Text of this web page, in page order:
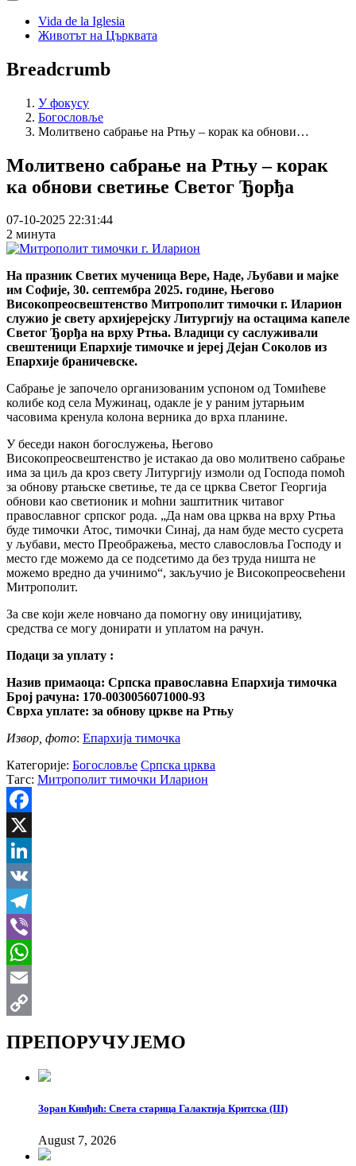
Vida de la Iglesia
Животът на Църквата
Breadcrumb
У фокусу
Богословље
Молитвено сабрање на Ртњу – корак ка обнови…
Молитвено сабрање на Ртњу – корак
ка обнови светиње Светог Ђорђа
07-10-2025 22:31:44
2 минута
На празник Светих мученица Вере, Наде, Љубави и мајке
им Софије, 30. септембра 2025. године, Његово
Високопреосвештенство Митрополит тимочки г. Иларион
служио је свету архијерејску Литургију на остацима капеле
Светог Ђорђа на врху Ртња. Владици су саслуживали
свештеници Епархије тимочке и јереј Дејан Соколов из
Епархије браничевске.
Сабрање је започело организованим успоном од Томићеве
колибе код села Мужинац, одакле је у раним јутарњим
часовима кренула колона верника до врха планине.
У беседи након богослужења, Његово
Високопреосвештенство је истакао да ово молитвено сабрање
има за циљ да кроз свету Литургију измоли од Господа помоћ
за обнову ртањске светиње, те да се црква Светог Георгија
обнови као светионик и моћни заштитник читавог
православног српског рода. „Да нам ова црква на врху Ртња
буде тимочки Атос, тимочки Синај, да нам буде место сусрета
у љубави, место Преображења, место славословља Господу и
место где можемо да се подсетимо да без труда ништа не
можемо вредно да учинимо“, закључио је Високопреосвећени
Митрополит.
За све који желе новчано да помогну ову иницијативу,
средства се могу донирати и уплатом на рачун.
Подаци за уплату :
Назив примаоца: Српска православна Епархија тимочка
Број рачуна: 170-0030056071000-93
Сврха уплате: за обнову цркве на Ртњу
Извор, фото: Епархија тимочка
Категорије: Богословље Српска црква
Тагс: Митрополит тимочки Иларион
Facebook
X
LinkedIn
VK
Telegram
Viber
WhatsApp
Email
ПРЕПОРУЧУЈЕМО
Зоран Кинђић: Света старица Галактија Критска (III)
August 7, 2026